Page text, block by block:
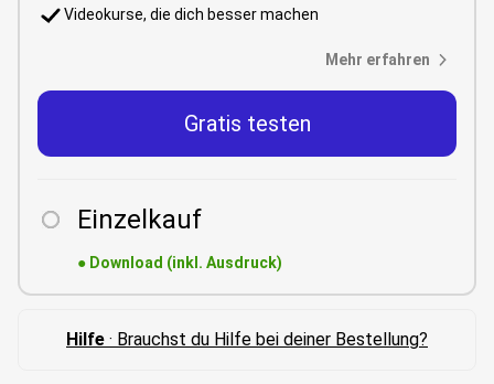
Videokurse, die dich besser machen
Mehr erfahren
Gratis testen
Einzelkauf
● Download (inkl. Ausdruck)
Hilfe · Brauchst du Hilfe bei deiner Bestellung?